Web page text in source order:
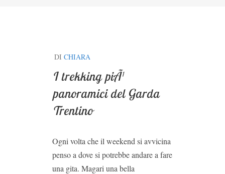
DI CHIARA
I trekking piÃ¹
panoramici del Garda
Trentino
Ogni volta che il weekend si avvicina
penso a dove si potrebbe andare a fare
una gita. Magari una bella